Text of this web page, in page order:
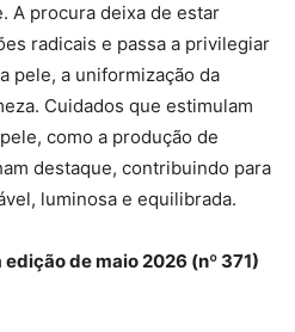
A procura deixa de estar
radicais e passa a privilegiar
pele, a uniformização da
Cuidados que estimulam
como a produção de
destaque, contribuindo para
luminosa e equilibrada.
de maio 2026 (nº 371)